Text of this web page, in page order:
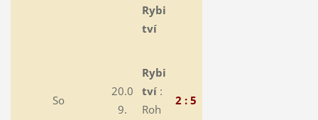
Rybi
tví
So
20.0
9.
Rybi
tví :
Roh
2 : 5